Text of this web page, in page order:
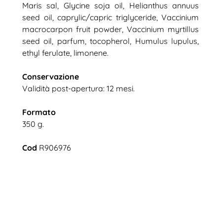
Maris sal, Glycine soja oil, Helianthus annuus
seed oil, caprylic/capric triglyceride, Vaccinium
macrocarpon fruit powder, Vaccinium myrtillus
seed oil, parfum, tocopherol, Humulus lupulus,
ethyl ferulate, limonene.
Conservazione
Validità post-apertura: 12 mesi.
Formato
350 g.
Cod R906976